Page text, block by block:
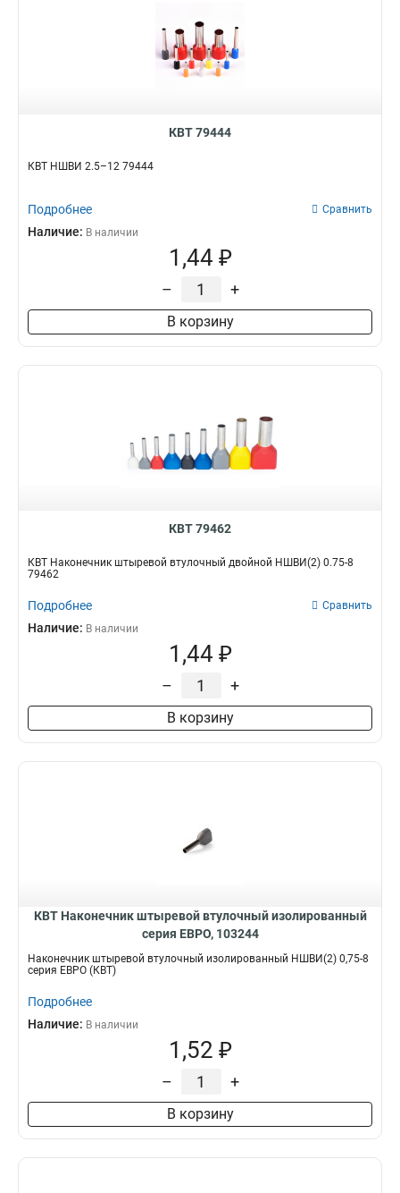
КВТ 79444
КВТ НШВИ 2.5–12 79444
Подробнее Сравнить
Наличие: В наличии
1,44 ₽
– +
В корзину
КВТ 79462
КВТ Наконечник штыревой втулочный двойной НШВИ(2) 0.75-8
79462
Подробнее Сравнить
Наличие: В наличии
1,44 ₽
– +
В корзину
КВТ Наконечник штыревой втулочный изолированный
серия ЕВРО, 103244
Наконечник штыревой втулочный изолированный НШВИ(2) 0,75-8
серия ЕВРО (КВТ)
Подробнее
Наличие: В наличии
1,52 ₽
– +
В корзину